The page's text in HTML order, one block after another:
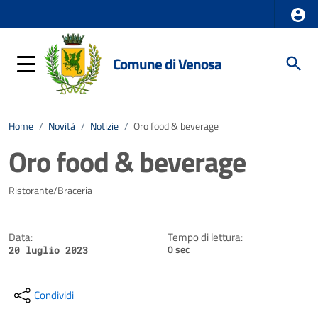
Comune di Venosa
Home / Novità / Notizie / Oro food & beverage
Oro food & beverage
Dettagli della notizia
Ristorante/Braceria
Data:
20 luglio 2023
Tempo di lettura:
0 sec
Condividi